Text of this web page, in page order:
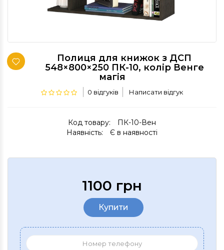
Полиця для книжок з ДСП
548×800×250 ПК-10, колір Венге
магія
0 відгуків Написати відгук
Код товару:
ПК-10-Вен
Наявність:
Є в наявності
1100 грн
Купити